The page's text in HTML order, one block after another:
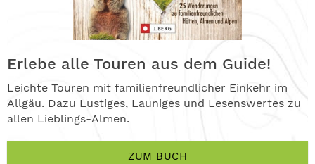
Erlebe alle Touren aus dem Guide!
Leichte Touren mit familienfreundlicher Einkehr im
Allgäu. Dazu Lustiges, Launiges und Lesenswertes zu
allen Lieblings-Almen.
ZUM BUCH